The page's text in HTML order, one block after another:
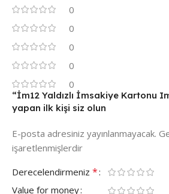
0
0
0
0
0
“İm12 Yaldızlı İmsakiye Kartonu
yapan ilk kişi siz olun
E-posta adresiniz yayınlanmayacak.
işaretlenmişlerdir
Derecelendirmeniz *
Value for money